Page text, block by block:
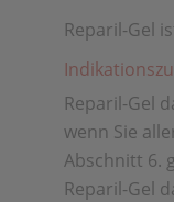
Reparil-Gel
Reparil-Gel
wenn Sie
Abschnitt 6.
Reparil-Gel